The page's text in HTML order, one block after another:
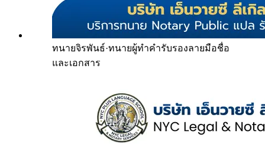
ทนายจิรพันธ์·ทนายผู้ทำคำรับรองลายมือชื่อ
และเอกสาร